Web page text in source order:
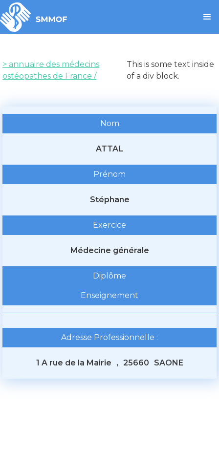
> annuaire des médecins
ostéopathes de France /
This is some text inside
of a div block.
Nom
ATTAL
Prénom
Stéphane
Exercice
Médecine générale
Diplôme
Enseignement
Adresse Professionnelle :
1 A rue de la Mairie , 25660 SAONE